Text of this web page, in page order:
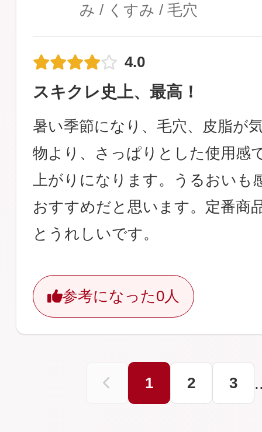
み / くすみ / 毛穴
4.0
スキクレ史上、最高！
暑い季節になり、毛穴、皮脂が
物より、さっぱりとした使用感
上がりになります。うるおいも
おすすめだと思います。定番商
とうれしいです。
参考になった0人
1 2 3